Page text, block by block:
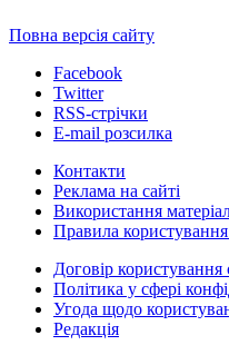
Повна версія сайту
Facebook
Twitter
RSS-стрічки
E-mail розсилка
Контакти
Реклама на сайті
Використання
Правила
Договір користування
Політика у сфері
Угода щодо
Редакція